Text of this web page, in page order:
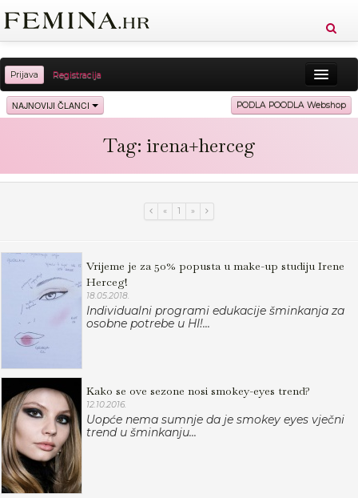
Prijava Registracija
Sreća Zdravlje Vitkost
Ljubav Putovanja
NAJNOVIJI ČLANCI PODLA POODLA Webshop
Tag: irena+herceg
« 1 »
Vrijeme je za 50% popusta u make-up studiju Irene
Herceg!
18.05.2018.
Individualni programi edukacije šminkanja za
osobne potrebe u HI!...
Kako se ove sezone nosi smokey-eyes trend?
12.10.2016.
Uopće nema sumnje da je smokey eyes vječni
trend u šminkanju...